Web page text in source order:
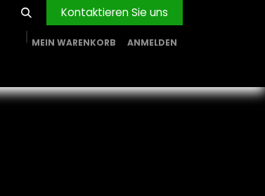
Kontaktieren Sie uns
MEIN WARENKORB ANMELDEN